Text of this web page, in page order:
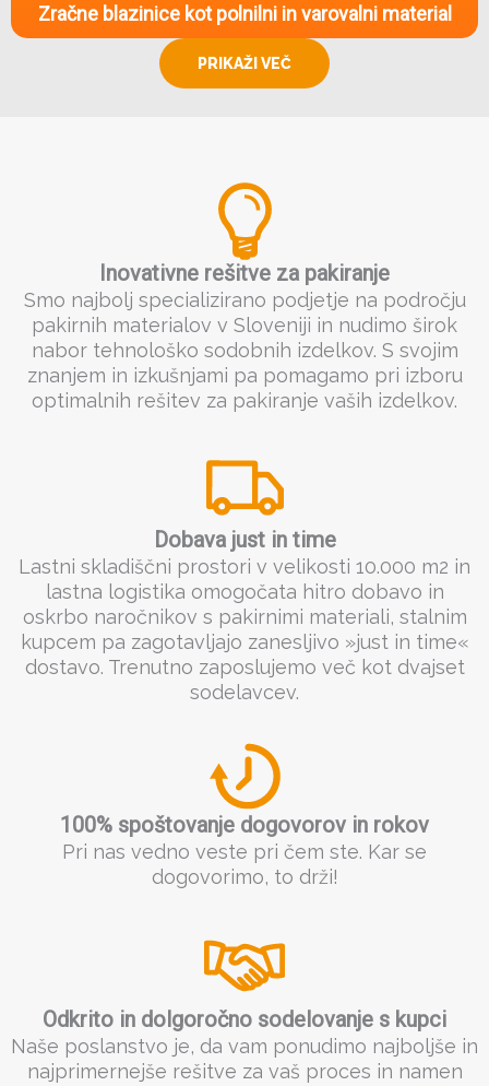
Zračne blazinice kot polnilni in varovalni material
PRIKAŽI VEČ
Inovativne rešitve za pakiranje
Smo najbolj specializirano podjetje na področju
pakirnih materialov v Sloveniji in nudimo širok
nabor tehnološko sodobnih izdelkov. S svojim
znanjem in izkušnjami pa pomagamo pri izboru
optimalnih rešitev za pakiranje vaših izdelkov.
Dobava just in time
Lastni skladiščni prostori v velikosti 10.000 m2 in
lastna logistika omogočata hitro dobavo in
oskrbo naročnikov s pakirnimi materiali, stalnim
kupcem pa zagotavljajo zanesljivo »just in time«
dostavo. Trenutno zaposlujemo več kot dvajset
sodelavcev.
100% spoštovanje dogovorov in rokov
Pri nas vedno veste pri čem ste. Kar se
dogovorimo, to drži!
Odkrito in dolgoročno sodelovanje s kupci
Naše poslanstvo je, da vam ponudimo najboljše in
najprimernejše rešitve za vaš proces in namen